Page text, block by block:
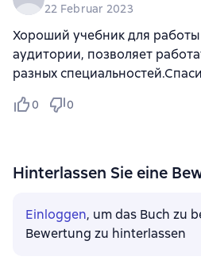
22 Februar 2023
Хороший учебник для
аудитории, позволяет
разных
0 0
Hinterlassen Sie eine
Einloggen, um das Buch zu
Bewertung zu hinterlassen